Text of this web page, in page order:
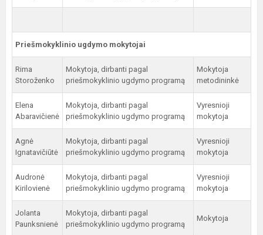
Priešmokyklinio ugdymo mokytojai
Rima
Storoženko
Mokytoja, dirbanti pagal
priešmokyklinio ugdymo programą
Mokytoja
metodininkė
Elena
Abaravičienė
Mokytoja, dirbanti pagal
priešmokyklinio ugdymo programą
Vyresnioji
mokytoja
Agnė
Ignatavičiūtė
Mokytoja, dirbanti pagal
priešmokyklinio ugdymo programą
Vyresnioji
mokytoja
Audronė
Kirilovienė
Mokytoja, dirbanti pagal
priešmokyklinio ugdymo programą
Vyresnioji
mokytoja
Jolanta
Paunksnienė
Mokytoja, dirbanti pagal
priešmokyklinio ugdymo programą
Mokytoja